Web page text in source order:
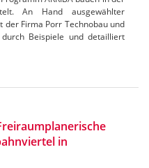
An Hand ausgewählter
der Firma Porr Technobau und
Beispiele und detailliert
in